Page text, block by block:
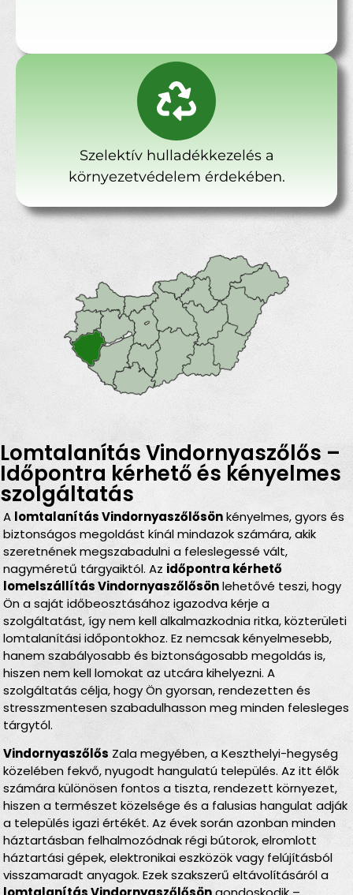
Szelektív hulladékkezelés a
környezetvédelem érdekében.
Lomtalanítás Vindornyaszőlős –
Időpontra kérhető és kényelmes
szolgáltatás
A lomtalanítás Vindornyaszőlősönkényelmes, gyors és
biztonságos megoldást kínál mindazok számára, akik
szeretnének megszabadulni a feleslegessé vált,
nagyméretű tárgyaiktól. Az időpontra kérhető
lomelszállítás Vindornyaszőlősönlehetővé teszi, hogy
Ön a saját időbeosztásához igazodva kérje a
szolgáltatást, így nem kell alkalmazkodnia ritka, közterületi
lomtalanítási időpontokhoz. Ez nemcsak kényelmesebb,
hanem szabályosabb és biztonságosabb megoldás is,
hiszen nem kell lomokat az utcára kihelyezni. A
szolgáltatás célja, hogy Ön gyorsan, rendezetten és
stresszmentesen szabadulhasson meg minden felesleges
tárgytól.
Vindornyaszőlős Zala megyében, a Keszthelyi-hegység
közelében fekvő, nyugodt hangulatú település. Az itt élők
számára különösen fontos a tiszta, rendezett környezet,
hiszen a természet közelsége és a falusias hangulat adják
a település igazi értékét. Az évek során azonban minden
háztartásban felhalmozódnak régi bútorok, elromlott
háztartási gépek, elektronikai eszközök vagy felújításból
visszamaradt anyagok. Ezek szakszerű eltávolításáról a